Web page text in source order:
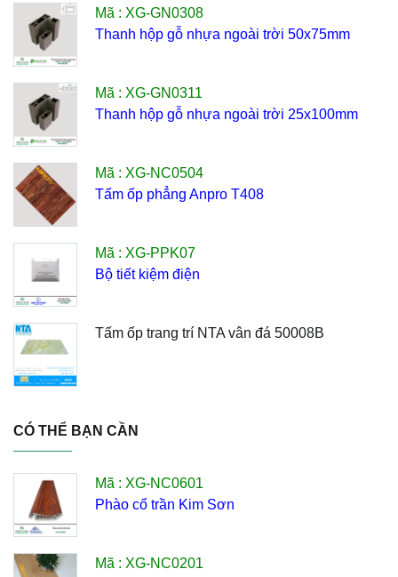
Mã : XG-GN0308
Thanh hộp gỗ nhựa ngoài trời 50x75mm
Mã : XG-GN0311
Thanh hộp gỗ nhựa ngoài trời 25x100mm
Mã : XG-NC0504
Tấm ốp phẳng Anpro T408
Mã : XG-PPK07
Bộ tiết kiệm điện
Tấm ốp trang trí NTA vân đá 50008B
CÓ THỂ BẠN CẦN
Mã : XG-NC0601
Phào cổ trần Kim Sơn
Mã : XG-NC0201